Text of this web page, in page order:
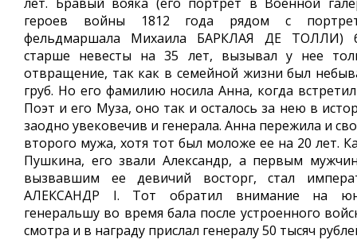
героев войны 1812 года рядом с
фельдмаршала Михаила БАРКЛАЯ ДЕ ТОЛЛИ)
старше невесты на 35 лет, вызывал у нее
отвращение, так как в семейной жизни был
груб. Но его фамилию носила Анна, когда
Поэт и его Муза, оно так и осталось за нею в
заодно увековечив и генерала. Анна пережила и
второго мужа, хотя тот был моложе ее на 20 лет.
Пушкина, его звали Александр, а первым
вызвавшим ее девичий восторг, стал
АЛЕКСАНДР I. Тот обратил внимание на
генеральшу во время бала после устроенного
смотра и в награду прислал генералу 50 тысяч